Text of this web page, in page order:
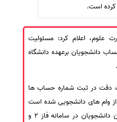
است.
علوم، اعلام کرد: مسئولیت
دانشجویان برعهده دانشگاه
دقت در ثبت شماره حساب ها
وام های دانشجویی شده است
و این امر بدلیل بدهکار شدن دانشجویان در سامانه فاز 2 و